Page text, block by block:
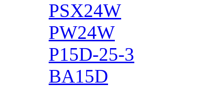
PSX24W
PW24W
P15D-25-3
BA15D